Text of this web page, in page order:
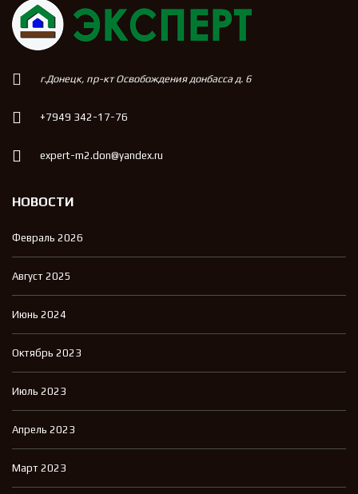
г.Донецк, пр-кт Освобождения донбасса д. 6
+7949 342-17-76
expert-m2.don@yandex.ru
НОВОСТИ
Февраль 2026
Август 2025
Июнь 2024
Октябрь 2023
Июль 2023
Апрель 2023
Март 2023